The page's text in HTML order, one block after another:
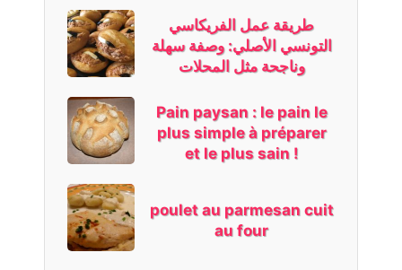
طريقة عمل الفريكاسي
التونسي الأصلي: وصفة سهلة
وناجحة مثل المحلات
Pain paysan : le pain le
plus simple à préparer
et le plus sain !
poulet au parmesan cuit
au four